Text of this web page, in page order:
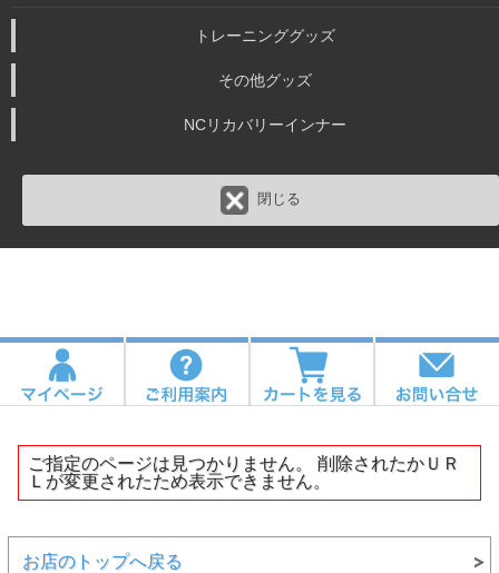
トレーニンググッズ
その他グッズ
NCリカバリーインナー
閉じる
ご指定のページは見つかりません。 削除されたかＵＲ
Ｌが変更されたため表示できません。
お店のトップへ戻る